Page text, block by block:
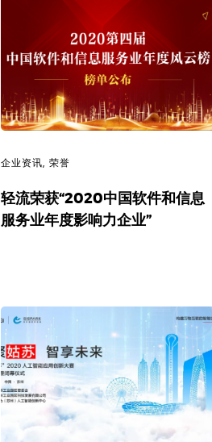
企业资讯, 荣誉
轻流荣获“2020中国软件和信息
服务业年度影响力企业”